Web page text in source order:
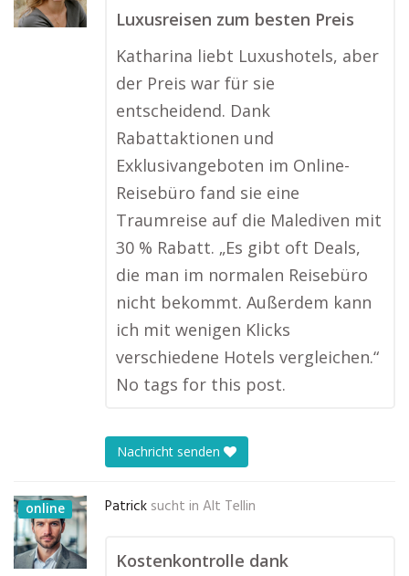
Luxusreisen zum besten Preis
Katharina liebt Luxushotels, aber
der Preis war für sie
entscheidend. Dank
Rabattaktionen und
Exklusivangeboten im Online-
Reisebüro fand sie eine
Traumreise auf die Malediven mit
30 % Rabatt. „Es gibt oft Deals,
die man im normalen Reisebüro
nicht bekommt. Außerdem kann
ich mit wenigen Klicks
verschiedene Hotels vergleichen.“
No tags for this post.
Nachricht senden
online Patrick sucht in Alt Tellin
Kostenkontrolle dank